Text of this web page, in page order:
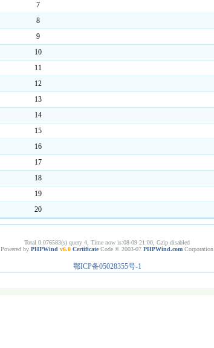
7
8
9
10
11
12
13
14
15
16
17
18
19
20
Total 0.076583(s) query 4, Time now is:08-09 21:00, Gzip disabled
Powered by PHPWind v6.0 Certificate Code © 2003-07 PHPWind.com Corporation
鄂ICP备05028355号-1